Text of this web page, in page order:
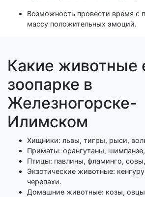
Возможность провести время с
массу положительных эмоций.
Какие животные
зоопарке в
Железногорске-
Илимском
Хищники: львы, тигры, рыси,
Приматы: орангутаны,
Птицы: павлины, фламинго,
Экзотические животные:
черепахи.
Домашние животные: козы,